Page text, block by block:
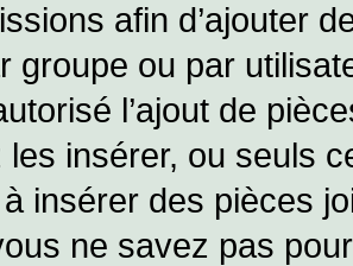
afin d’ajouter
groupe ou par
l’ajout de
les insérer, ou seuls
insérer des pièces
ne savez pas